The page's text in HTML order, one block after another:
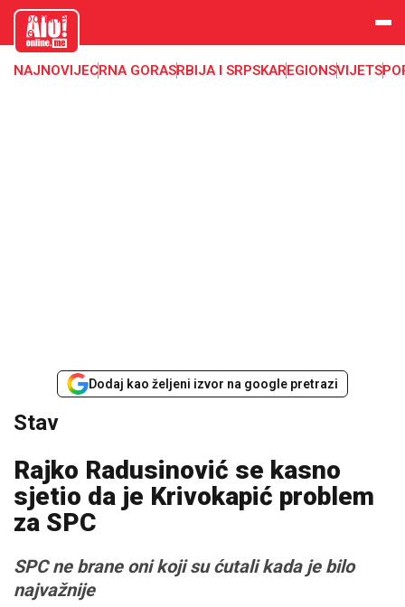
aloonline.
me
NAJNOVIJECRNA GORASRBIJA I SRPSKAREGIONSVIJET
Dodaj kao željeni izvor na google pretrazi
Stav
Rajko Radusinović se kasno
sjetio da je Krivokapić problem
za SPC
SPC ne brane oni koji su ćutali kada je bilo
najvažnije